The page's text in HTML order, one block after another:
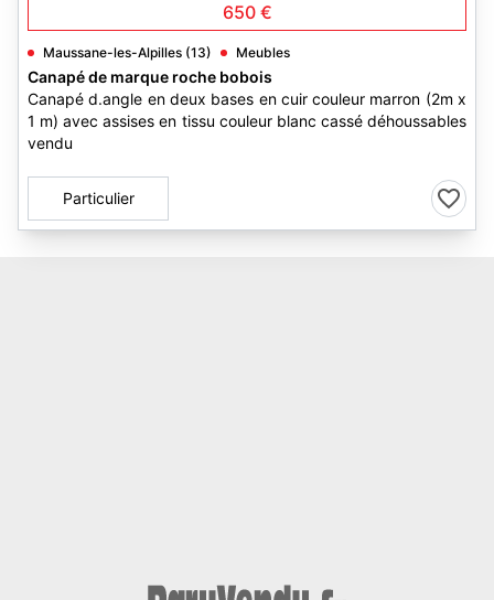
650 €
Maussane-les-Alpilles (13) Meubles
Canapé de marque roche bobois
Canapé d.angle en deux bases en cuir couleur marron (2m x
1 m) avec assises en tissu couleur blanc cassé déhoussables
vendu
Particulier